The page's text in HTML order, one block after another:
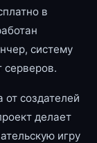
в
систему
серверов.
создателей
делает
игру